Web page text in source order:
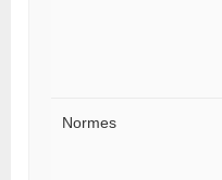
Normes